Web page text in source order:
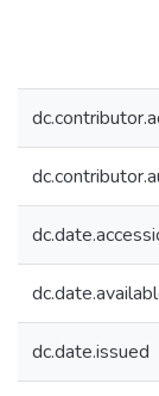
dc.date.issued